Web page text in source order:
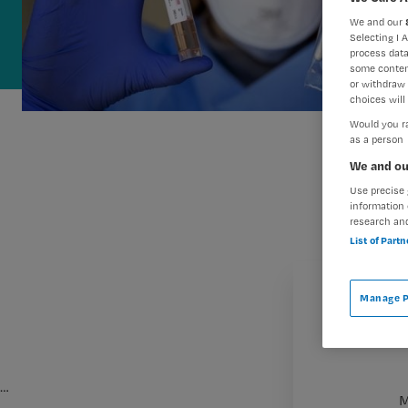
…
We and our
Selecting I
process
some
or withdraw
choices will
Would you
as a person
We and
Use
information
research
List of
Manage